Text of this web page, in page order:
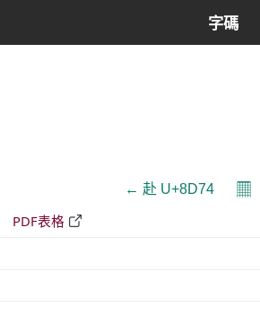
字碼
← 赴 U+8D74 𝄜
PDF表格